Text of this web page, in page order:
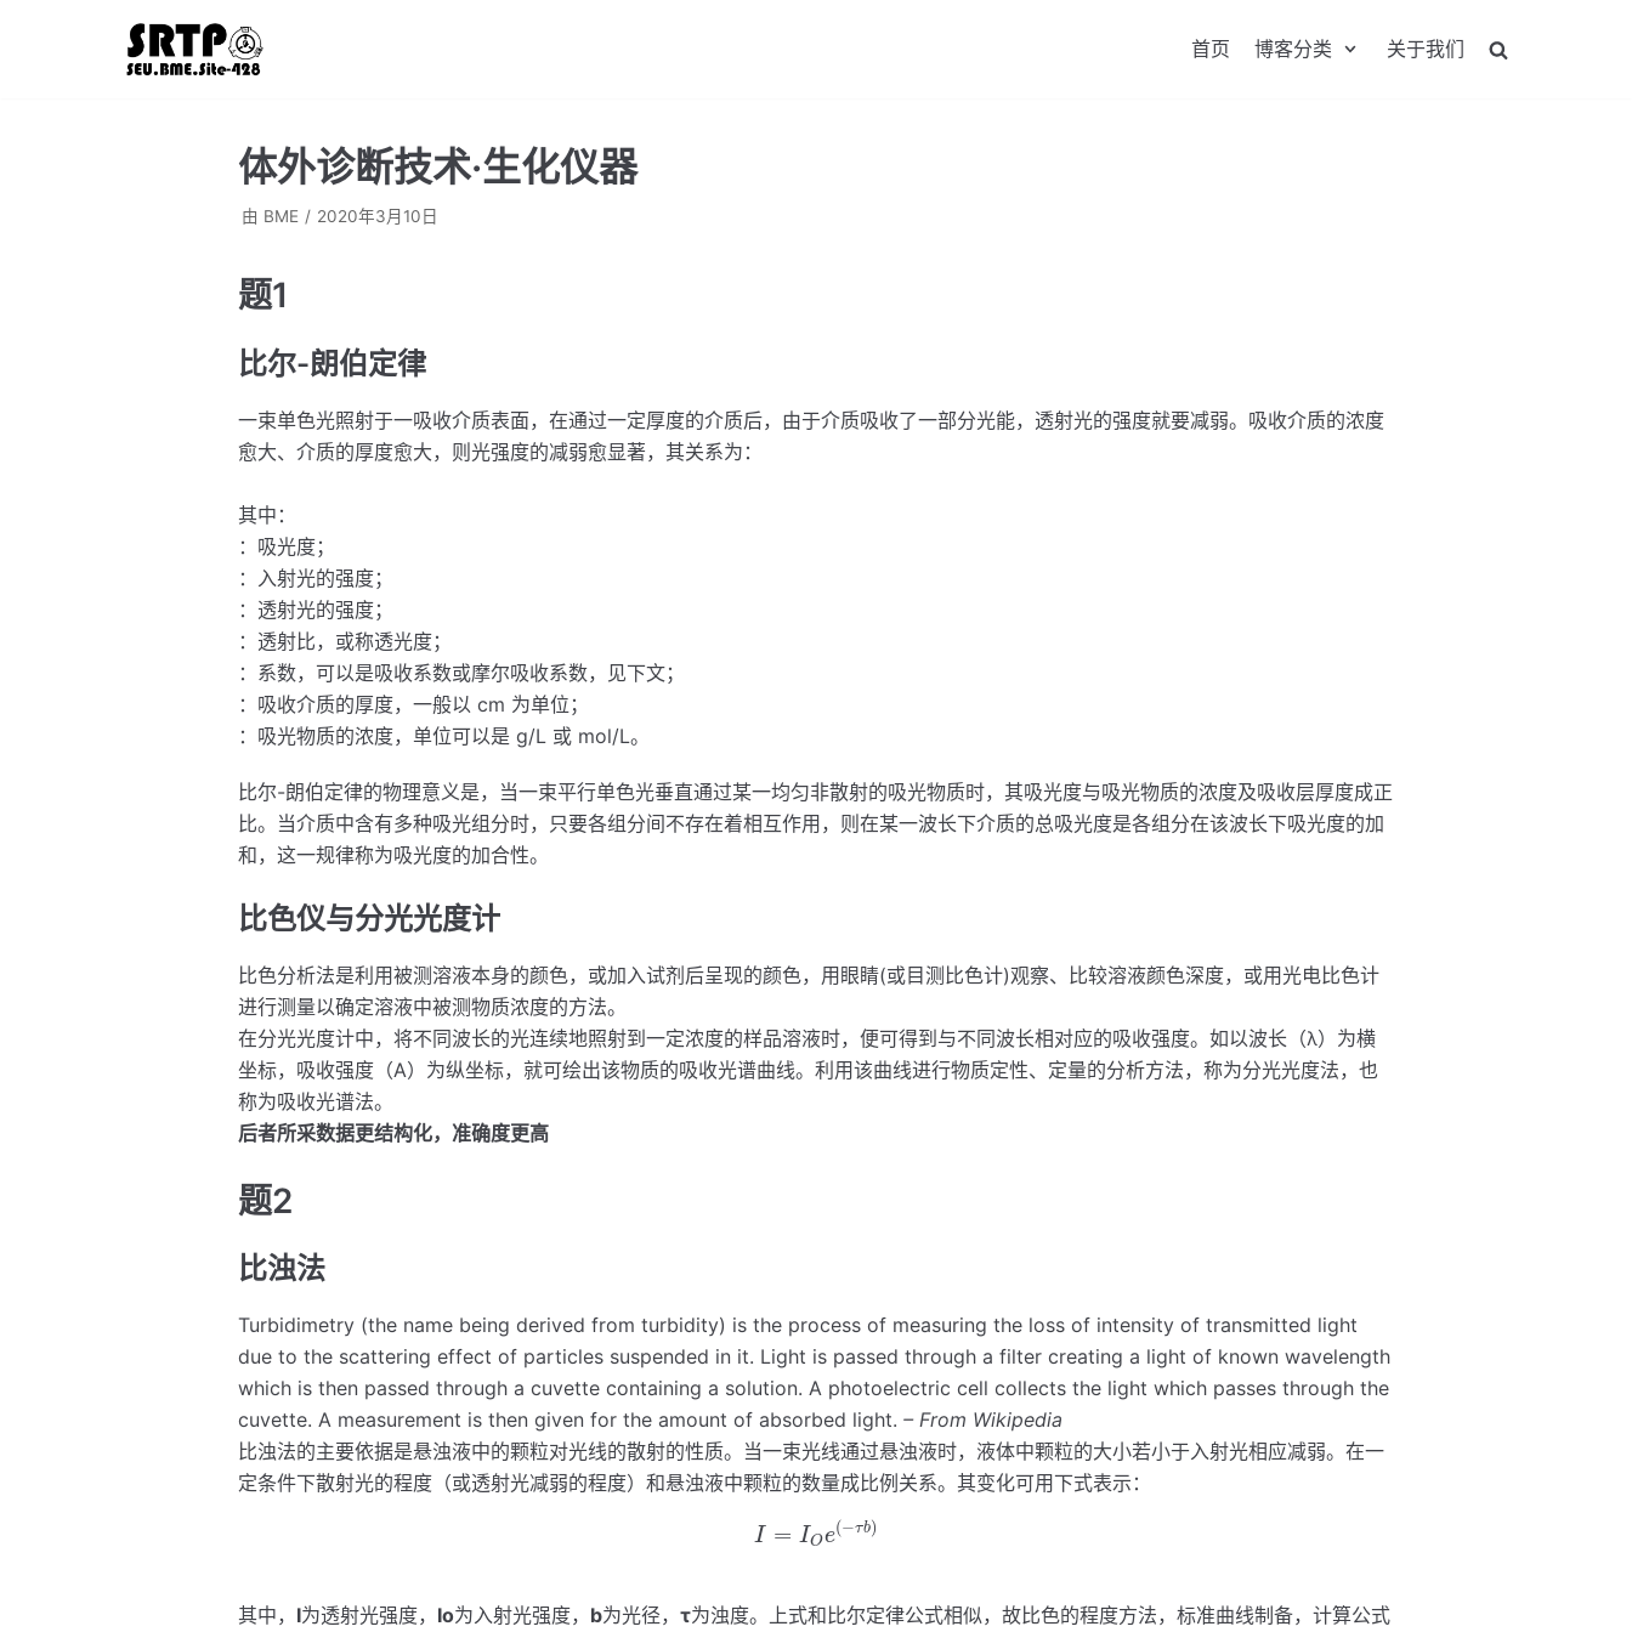
首页 博客分类 关于我们
体外诊断技术·生化仪器
由 BME 2020年3月10日
题1
比尔-朗伯定律
一束单色光照射于一吸收介质表面，在通过一定厚度的介质后，由于介质吸收了一部分光能，透射光的强度就要减弱。吸收介质的浓度
愈大、介质的厚度愈大，则光强度的减弱愈显著，其关系为：
其中：
：吸光度；
：入射光的强度；
：透射光的强度；
：透射比，或称透光度；
：系数，可以是吸收系数或摩尔吸收系数，见下文；
：吸收介质的厚度，一般以 cm 为单位；
：吸光物质的浓度，单位可以是 g/L 或 mol/L。
比尔-朗伯定律的物理意义是，当一束平行单色光垂直通过某一均匀非散射的吸光物质时，其吸光度与吸光物质的浓度及吸收层厚度成正
比。当介质中含有多种吸光组分时，只要各组分间不存在着相互作用，则在某一波长下介质的总吸光度是各组分在该波长下吸光度的加
和，这一规律称为吸光度的加合性。
比色仪与分光光度计
比色分析法是利用被测溶液本身的颜色，或加入试剂后呈现的颜色，用眼睛(或目测比色计)观察、比较溶液颜色深度，或用光电比色计
进行测量以确定溶液中被测物质浓度的方法。
在分光光度计中，将不同波长的光连续地照射到一定浓度的样品溶液时，便可得到与不同波长相对应的吸收强度。如以波长（λ）为横
坐标，吸收强度（A）为纵坐标，就可绘出该物质的吸收光谱曲线。利用该曲线进行物质定性、定量的分析方法，称为分光光度法，也
称为吸收光谱法。
后者所采数据更结构化，准确度更高
题2
比浊法
Turbidimetry (the name being derived from turbidity) is the process of measuring the loss of intensity of transmitted light
due to the scattering effect of particles suspended in it. Light is passed through a filter creating a light of known wavelength
which is then passed through a cuvette containing a solution. A photoelectric cell collects the light which passes through the
cuvette. A measurement is then given for the amount of absorbed light. – From Wikipedia
比浊法的主要依据是悬浊液中的颗粒对光线的散射的性质。当一束光线通过悬浊液时，液体中颗粒的大小若小于入射光相应减弱。在一
定条件下散射光的程度（或透射光减弱的程度）和悬浊液中颗粒的数量成比例关系。其变化可用下式表示：
I = IOe(−τb)
I= Oe −τ b)
其中， I为透射光强度， Io为入射光强度， b为光径， τ为浊度。上式和比尔定律公式相似，故比色的程度方法，标准曲线制备，计算公式